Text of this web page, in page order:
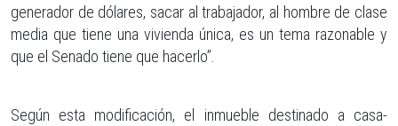
generador de dólares, sacar al trabajador, al hombre de clase
media que tiene una vivienda única, es un tema razonable y
que el Senado tiene que hacerlo”.
Según esta modificación, el inmueble destinado a casa-